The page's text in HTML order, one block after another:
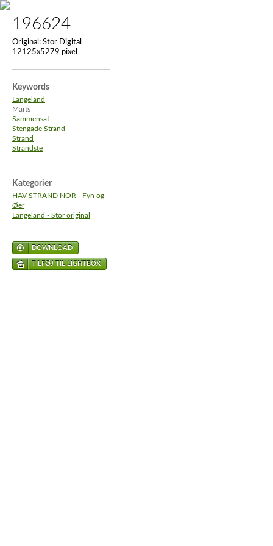
196624
Original: Stor Digital
12125x5279 pixel
Keywords
Langeland
Marts
Sammensat
Stengade Strand
Strand
Strandste
Kategorier
HAV STRAND NOR - Fyn og
Øer
Langeland - Stor original
DOWNLOAD
TILFØJ TIL LIGHTBOX